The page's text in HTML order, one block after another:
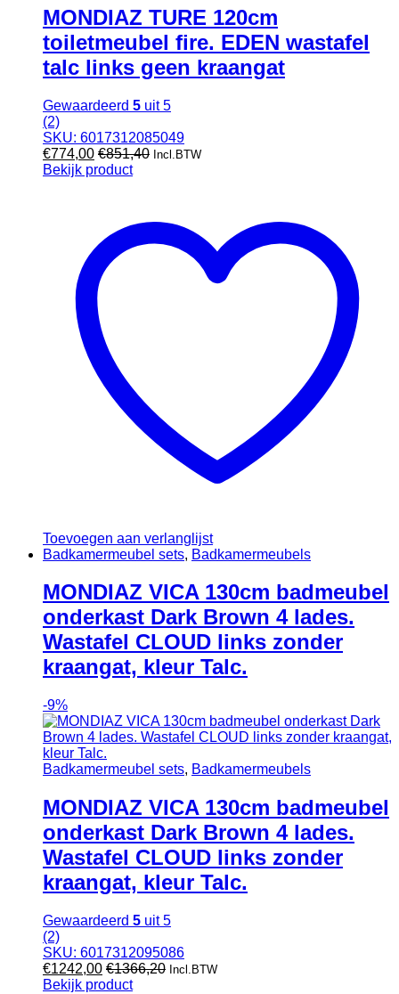
MONDIAZ TURE 120cm
toiletmeubel fire. EDEN wastafel
talc links geen kraangat
Gewaardeerd 5 uit 5
(2)
SKU: 6017312085049
€774,00 €851,40 Incl.BTW
Bekijk product
Toevoegen aan verlanglijst
Badkamermeubel sets, Badkamermeubels
MONDIAZ VICA 130cm badmeubel
onderkast Dark Brown 4 lades.
Wastafel CLOUD links zonder
kraangat, kleur Talc.
-9%
Badkamermeubel sets, Badkamermeubels
MONDIAZ VICA 130cm badmeubel
onderkast Dark Brown 4 lades.
Wastafel CLOUD links zonder
kraangat, kleur Talc.
Gewaardeerd 5 uit 5
(2)
SKU: 6017312095086
€1242,00 €1366,20 Incl.BTW
Bekijk product